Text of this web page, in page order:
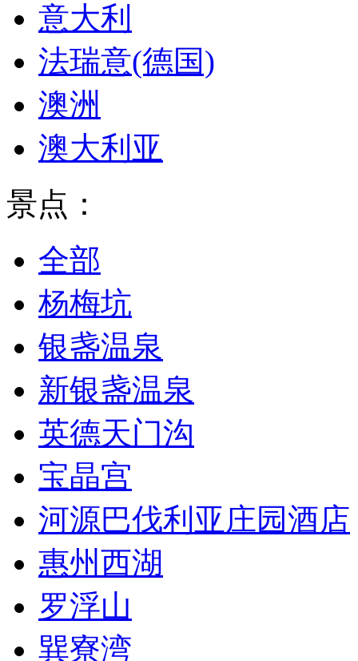
意大利
法瑞意(德国)
澳洲
澳大利亚
景点：
全部
杨梅坑
银盏温泉
新银盏温泉
英德天门沟
宝晶宫
河源巴伐利亚庄园酒店
惠州西湖
罗浮山
巽寮湾